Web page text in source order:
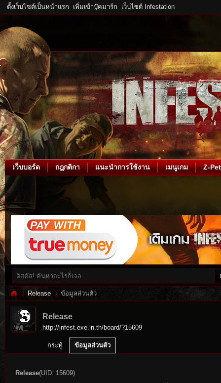
ตั้งเว็บไซต์เป็นหน้าแรก เพิ่มเข้าบุ๊คมาร์ก เว็บไซต์ Infestation
เว็บบอร์ด กฎกติกา แนะนำการใช้งาน เมนูเกม Z-Pet
Release ข้อมูลส่วนตัว
Release
http://infest.exe.in.th/board/?15609
กระทู้ ข้อมูลส่วนตัว
Release(UID: 15609)